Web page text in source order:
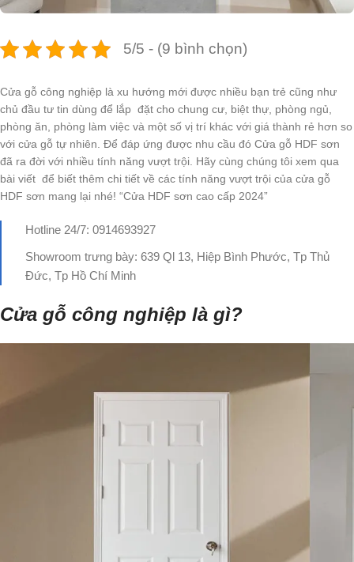
5/5 - (9 bình chọn)
Cửa gỗ công nghiệp là xu hướng mới được nhiều bạn trẻ cũng như
chủ đầu tư tin dùng để lắp đặt cho chung cư, biệt thự, phòng ngủ,
phòng ăn, phòng làm việc và một số vị trí khác với giá thành rẻ hơn so
với cửa gỗ tự nhiên. Để đáp ứng được nhu cầu đó Cửa gỗ HDF sơn
đã ra đời với nhiều tính năng vượt trội. Hãy cùng chúng tôi xem qua
bài viết để biết thêm chi tiết về các tính năng vượt trội của cửa gỗ
HDF sơn mang lại nhé! “Cửa HDF sơn cao cấp 2024”
Hotline 24/7: 0914693927
Showroom trưng bày: 639 Ql 13, Hiệp Bình Phước, Tp Thủ
Đức, Tp Hồ Chí Minh
Cửa gỗ công nghiệp là gì?